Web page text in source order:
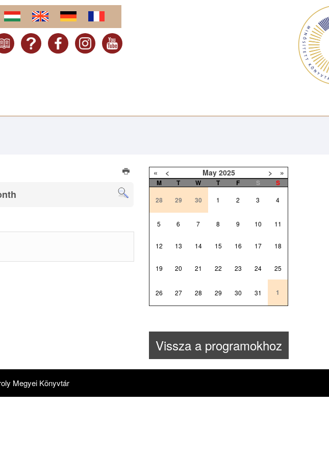
« < May 2025 > »
M T W T F S
S
28
29 30 1 2 3 4
5 6 7 8 9 10 11
12 13 14 15 16 17 18
19 20 21 22 23 24 25
26 27 28 29 30 31 1
Vissza a programokhoz
Megyei Könyvtár